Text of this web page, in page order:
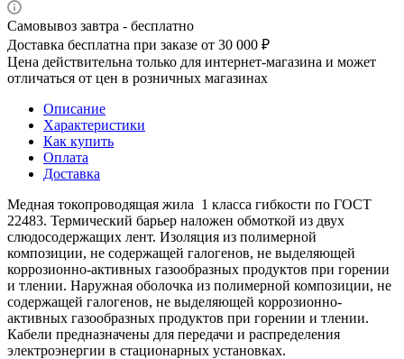
Самовывоз завтра - бесплатно
Доставка бесплатна при заказе от 30 000 ₽
Цена действительна только для интернет-магазина и может
отличаться от цен в розничных магазинах
Описание
Характеристики
Как купить
Оплата
Доставка
Медная токопроводящая жила 1 класса гибкости по ГОСТ
22483. Термический барьер наложен обмоткой из двух
слюдосодержащих лент. Изоляция из полимерной
композиции, не содержащей галогенов, не выделяющей
коррозионно-активных газообразных продуктов при горении
и тлении. Наружная оболочка из полимерной композиции, не
содержащей галогенов, не выделяющей коррозионно-
активных газообразных продуктов при горении и тлении.
Кабели предназначены для передачи и распределения
электроэнергии в стационарных установках.